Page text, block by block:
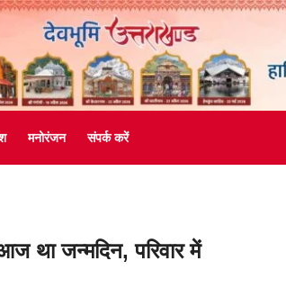
मनोरंजन संपर्क करें
था जन्मदिन, परिवार में